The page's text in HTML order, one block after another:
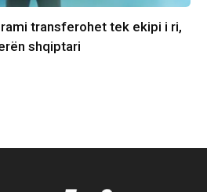
transferohet tek ekipi i ri,
shqiptari